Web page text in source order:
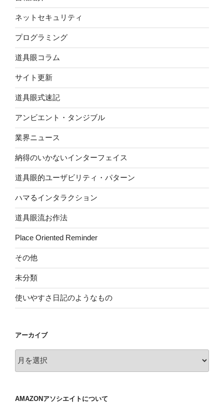
ネットセキュリティ
プログラミング
道具眼コラム
サイト更新
道具眼式速記
アンビエント・タンジブル
業界ニュース
納得のいかないインターフェイス
道具眼的ユーザビリティ・パターン
ハマるインタラクション
道具眼流お作法
Place Oriented Reminder
その他
未分類
使いやすさ日記のようなもの
アーカイブ
ー
ブ
AMAZONアソシエイトについて